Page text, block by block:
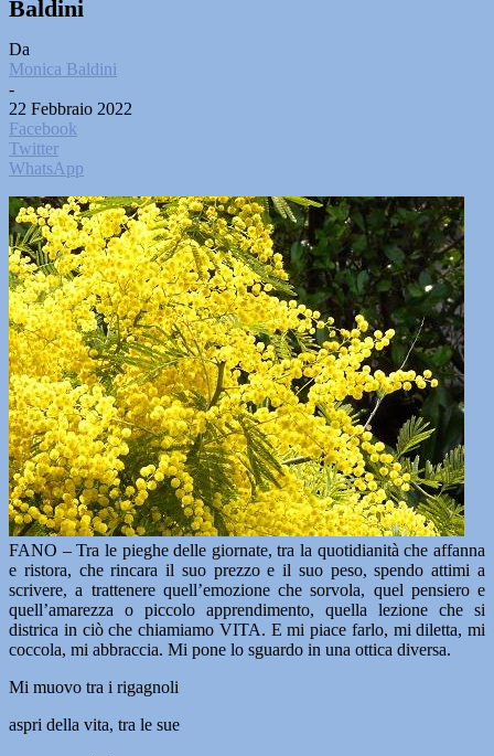
Baldini
Da
Monica Baldini
-
22 Febbraio 2022
Facebook
Twitter
WhatsApp
FANO – Tra le pieghe delle giornate, tra la quotidianità che affanna
e ristora, che rincara il suo prezzo e il suo peso, spendo attimi a
scrivere, a trattenere quell’emozione che sorvola, quel pensiero e
quell’amarezza o piccolo apprendimento, quella lezione che si
districa in ciò che chiamiamo VITA. E mi piace farlo, mi diletta, mi
coccola, mi abbraccia. Mi pone lo sguardo in una ottica diversa.
Mi muovo tra i rigagnoli
aspri della vita, tra le sue